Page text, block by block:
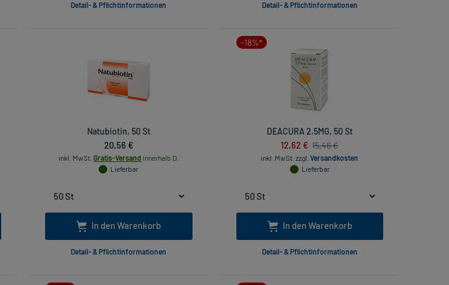
Detail- & Pflichtinformationen Detail- & Pflichtinformationen
Natubiotin, 50 St
20,56 €
inkl. MwSt. Gratis-Versand innerhalb D.
Lieferbar
In den Warenkorb
Detail- & Pflichtinformationen
-18%*
DEACURA 2.5MG, 50 St
12,62 € 15,46 €
inkl. MwSt. zzgl.Versandkosten
Lieferbar
In den Warenkorb
Detail- & Pflichtinformationen